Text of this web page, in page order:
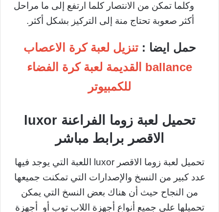
وكلما تمكن من الانتصار كلما ارتفع إلى ما مراحل
أكثر صعوبة تحتاج منة إلى التركيز بشكل أكثر.
حمل ايضا :تنزيل لعبة كرة الاعصاب
ballance القديمة لعبة كرة الفضاء
للكمبيوتر
تحميل لعبة زوما الفراعنة luxor
الاقصر برابط مباشر
تحميل لعبة زوما الاقصر luxor اللعبة التي يوجد فيها
عدد كبير من النسخ والإصدارات التي تمكنت جميعها
من النجاح حيث أن هناك بعض النسخ التي يمكن
تحميلها على جميع أنواع أجهزة اللاب توب أو أجهزة